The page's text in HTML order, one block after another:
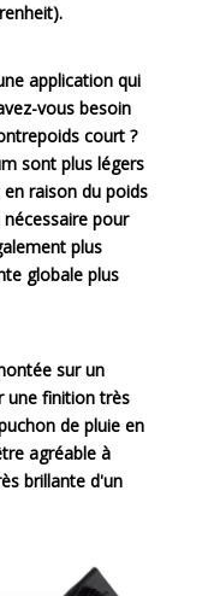
application qui
vous besoin
court ?
sont plus légers
raison du poids
pour
plus
globale plus
sur un
une finition très
de pluie en
agréable à
brillante d'un